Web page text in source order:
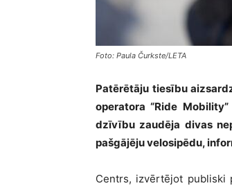
Foto: Paula Čurkste/LETA
Patērētāju tiesību
operatora “Ride
dzīvību zaudēja divas
pašgājēju velosipēdu,
Centrs, izvērtējot publiski